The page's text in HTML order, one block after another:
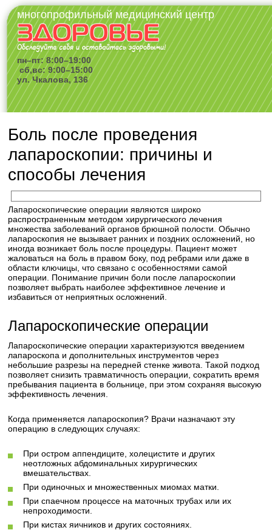
многопрофильный медицинский центр
пн–пт: 8:00–19:00
сб,вс: 9:00–15:00
ул. Чкалова, 136
Боль после проведения
лапароскопии: причины и
способы лечения
Лапароскопические операции являются широко
распространенным методом хирургического лечения
множества заболеваний органов брюшной полости. Обычно
лапароскопия не вызывает ранних и поздних осложнений, но
иногда возникает боль после процедуры. Пациент может
жаловаться на боль в правом боку, под ребрами или даже в
области ключицы, что связано с особенностями самой
операции. Понимание причин боли после лапароскопии
позволяет выбрать наиболее эффективное лечение и
избавиться от неприятных осложнений.
Лапароскопические операции
Лапароскопические операции характеризуются введением
лапароскопа и дополнительных инструментов через
небольшие разрезы на передней стенке живота. Такой подход
позволяет снизить травматичность операции, сократить время
пребывания пациента в больнице, при этом сохраняя высокую
эффективность лечения.
Когда применяется лапароскопия? Врачи назначают эту
операцию в следующих случаях:
При остром аппендиците, холецистите и других
неотложных абдоминальных хирургических
вмешательствах.
При одиночных и множественных миомах матки.
При спаечном процессе на маточных трубах или их
непроходимости.
При кистах яичников и других состояниях.